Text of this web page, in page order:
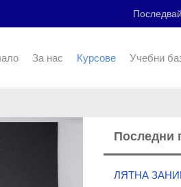
За нас Курсове Учебни
Последни
ЛЯТНА